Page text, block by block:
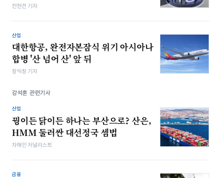
전현건 기자
산업
대한항공, 완전자본잠식 위기 아시아나
합병 '산 넘어 산' 앞 뒤
장익창 기자
강석훈 관련기사
산업
꿩이든 닭이든 하나는 부산으로? 산은,
HMM 둘러싼 대선정국 셈법
차해인 저널리스트
금융